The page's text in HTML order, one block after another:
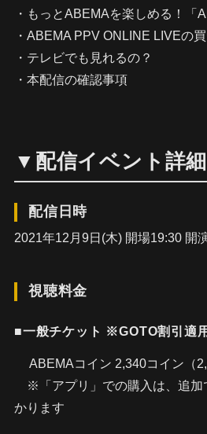
・もっとABEMAを楽しめる！「
・ABEMA PPV ONLINE LIVEの
・テレビでも見れるの？
・本配信の確認事項
▼配信イベント詳細
配信日時
2021年12月9日(木) 開場19:30 開
視聴料金
■一般チケット ※GOTO割引適
ABEMAコイン 2,340コイン（
※「アプリ」での購入は、追加
かります